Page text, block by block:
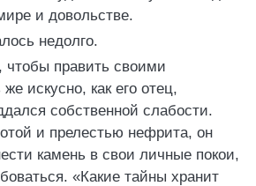
и довольстве.
недолго.
чтобы править своими
искусно, как его отец,
собственной слабости.
и прелестью нефрита, он
камень в свои личные покои,
«Какие тайны хранит